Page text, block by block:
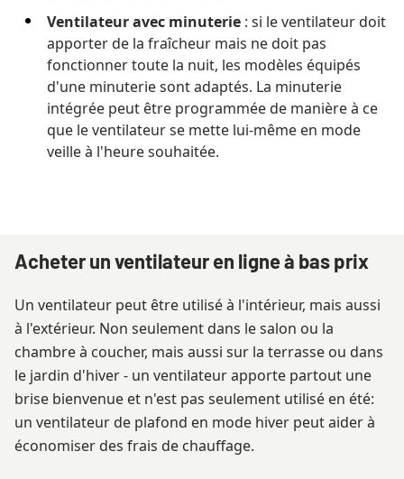
Ventilateur avec minuterie : si le ventilateur doit
apporter de la fraîcheur mais ne doit pas
fonctionner toute la nuit, les modèles équipés
d'une minuterie sont adaptés. La minuterie
intégrée peut être programmée de manière à ce
que le ventilateur se mette lui-même en mode
veille à l'heure souhaitée.
Acheter un ventilateur en ligne à bas prix
Un ventilateur peut être utilisé à l'intérieur, mais aussi
à l'extérieur. Non seulement dans le salon ou la
chambre à coucher, mais aussi sur la terrasse ou dans
le jardin d'hiver - un ventilateur apporte partout une
brise bienvenue et n'est pas seulement utilisé en été:
un ventilateur de plafond en mode hiver peut aider à
économiser des frais de chauffage.